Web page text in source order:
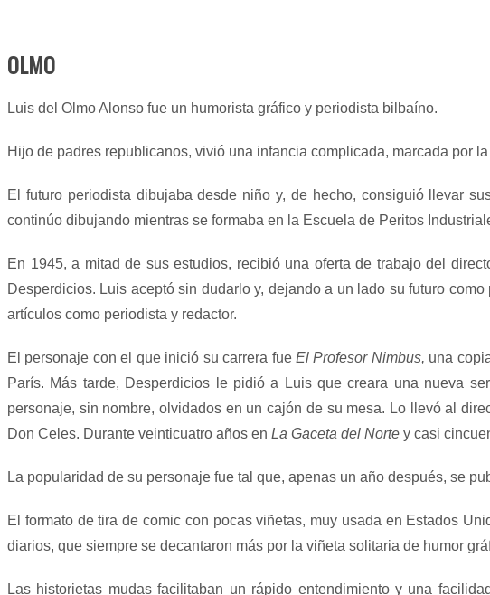
OLMO
Luis del Olmo Alonso fue un humorista gráfico y periodista bilbaíno.
Hijo de padres republicanos, vivió una infancia complicada, marcada por
El futuro periodista dibujaba desde niño y, de hecho, consiguió llevar
continúo dibujando mientras se formaba en la Escuela de Peritos
En 1945, a mitad de sus estudios, recibió una oferta de trabajo del
Desperdicios. Luis aceptó sin dudarlo y, dejando a un lado su futuro
artículos como periodista y redactor.
El personaje con el que inició su carrera fue El Profesor Nimbus, una
París. Más tarde, Desperdicios le pidió a Luis que creara una nueva
personaje, sin nombre, olvidados en un cajón de su mesa. Lo llevó al
Don Celes. Durante veinticuatro años en La Gaceta del Norte y casi
La popularidad de su personaje fue tal que, apenas un año después, se
El formato de tira de comic con pocas viñetas, muy usada en Estados
diarios, que siempre se decantaron más por la viñeta solitaria de humor
Las historietas mudas facilitaban un rápido entendimiento y una